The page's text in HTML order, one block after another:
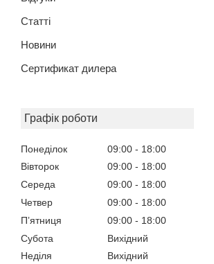
Статті
Новини
Сертификат дилера
Графік роботи
Понеділок 09:00
18:00
Вівторок
09:00
18:00
Середа
09:00
18:00
Четвер
09:00
18:00
Пʼятниця
09:00
18:00
Субота
Вихідний
Неділя
Вихідний